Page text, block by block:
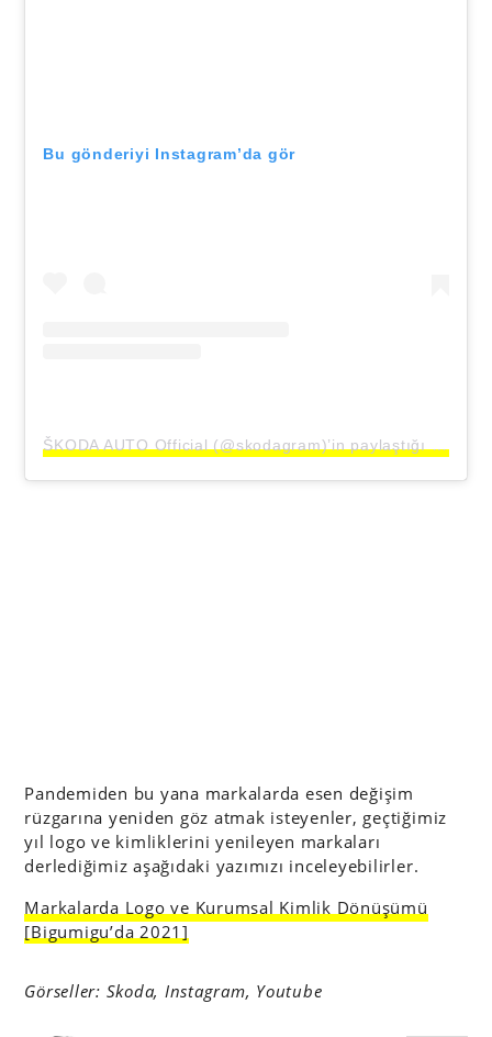
Bu gönderiyi Instagram’da gör
Pandemiden bu yana markalarda esen değişim
rüzgarına yeniden göz atmak isteyenler, geçtiğimiz
yıl logo ve kimliklerini yenileyen markaları
derlediğimiz aşağıdaki yazımızı inceleyebilirler.
Markalarda Logo ve Kurumsal Kimlik Dönüşümü
[Bigumigu’da 2021]
Görseller: Skoda, Instagram, Youtube